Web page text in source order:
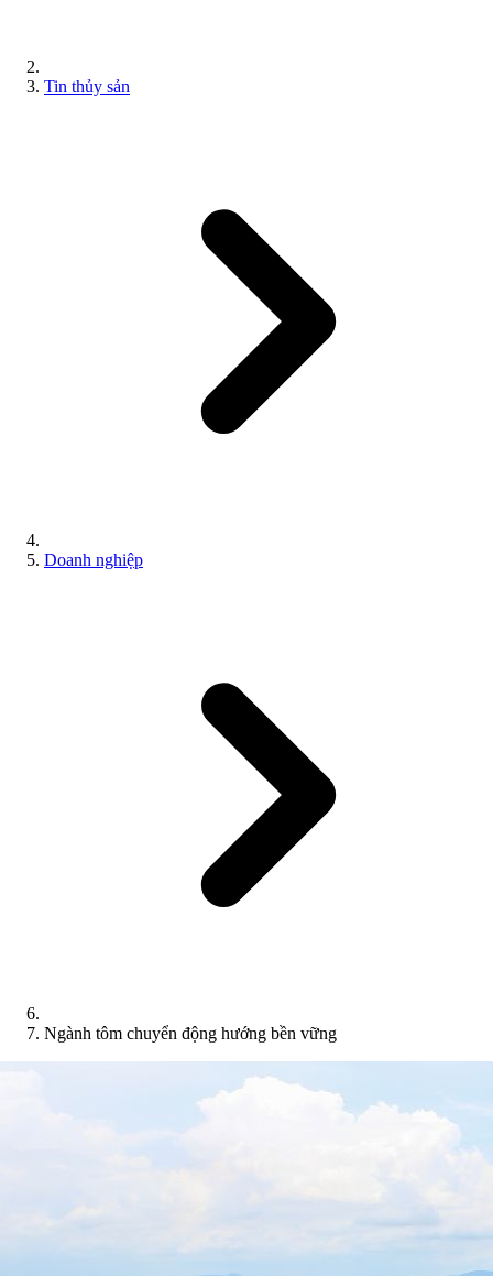
Tin thủy sản
Doanh nghiệp
Ngành tôm chuyển động hướng bền vững